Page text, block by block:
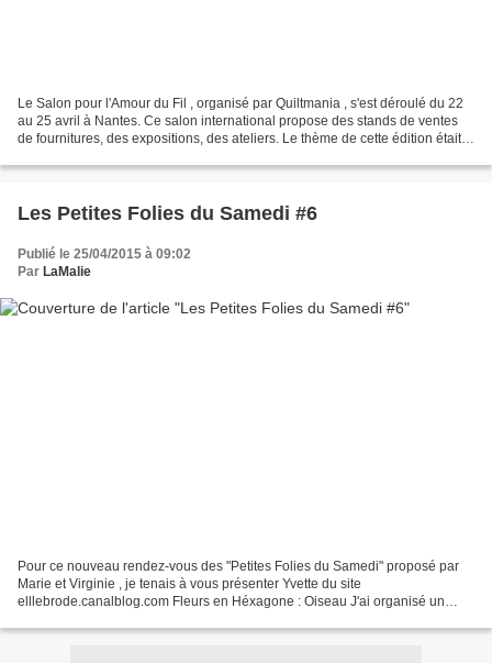
Le Salon pour l'Amour du Fil , organisé par Quiltmania , s'est déroulé du 22
au 25 avril à Nantes. Ce salon international propose des stands de ventes
de fournitures, des expositions, des ateliers. Le thème de cette édition était :
Les Petites Folies du Samedi #6
Publié le 25/04/2015 à 09:02
Par LaMalie
Pour ce nouveau rendez-vous des "Petites Folies du Samedi" proposé par
Marie et Virginie , je tenais à vous présenter Yvette du site
elllebrode.canalblog.com Fleurs en Héxagone : Oiseau J'ai organisé un